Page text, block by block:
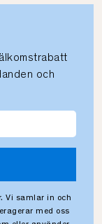
och
Vi samlar in och
med oss